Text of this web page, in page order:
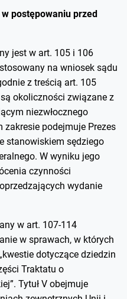
postępowaniu przed
jest w art. 105 i 106
na wniosek sądu
z treścią art. 105
okoliczności związane z
niezwłocznego
zakresie podejmuje Prezes
stanowiskiem sędziego
W wyniku jego
czynności
wydanie
w art. 107-114
w sprawach, w których
dotyczące dziedzin
Traktatu o
Tytuł V obejmuje